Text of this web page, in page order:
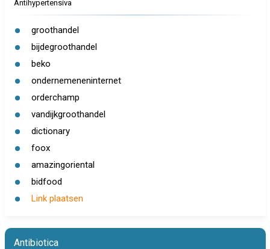
Antihypertensiva
groothandel
bijdegroothandel
beko
ondernemeneninternet
orderchamp
vandijkgroothandel
dictionary
foox
amazingoriental
bidfood
Link plaatsen
Antibiotica